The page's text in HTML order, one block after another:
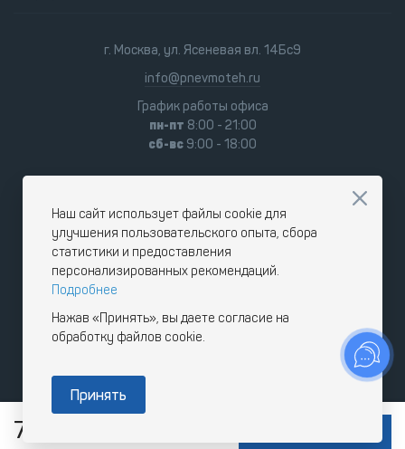
700
г. Москва, ул. Ясеневая вл. 14Бс9
info@pnevmoteh.ru
График работы офиса
пн-пт 8:00 - 21:00
сб-вс 9:00 - 18:00
Наш сайт использует файлы cookie для
улучшения пользовательского опыта, сбора
статистики и предоставления
персонализированных рекомендаций.
Подробнее
Нажав «Принять», вы даете согласие на
обработку файлов cookie.
Принять